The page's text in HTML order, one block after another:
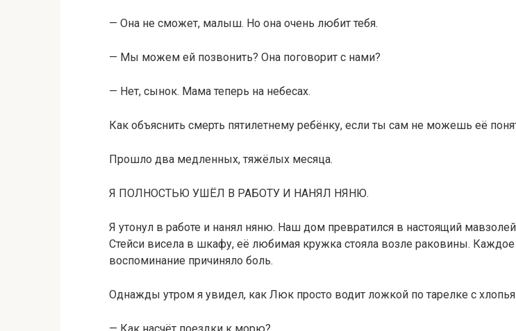
— Она не сможет, малыш. Но она очень любит тебя.
— Мы можем ей позвонить? Она поговорит с нами?
— Нет, сынок. Мама теперь на небесах.
Как объяснить смерть пятилетнему ребёнку, если ты сам не можешь её
Прошло два медленных, тяжёлых месяца.
Я ПОЛНОСТЬЮ УШЁЛ В РАБОТУ И НАНЯЛ НЯНЮ.
Я утонул в работе и нанял няню. Наш дом превратился в настоящий
Стейси висела в шкафу, её любимая кружка стояла возле раковины. Каждое
воспоминание причиняло боль.
Однажды утром я увидел, как Люк просто водит ложкой по тарелке с